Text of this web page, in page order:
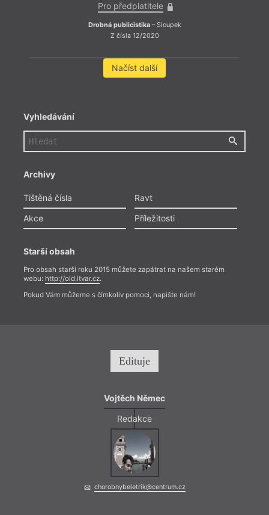
Pro předplatitele
Drobná publicistika– Sloupek
Z čísla 12/2020
Načíst další
Vyhledávání
Archivy
Tištěná čísla
Ravt
Akce
Příležitosti
Starší obsah
Pro obsah starší roku 2015 můžete zapátrat na našem starém
webu: http://old.itvar.cz.
Pokud Vám můžeme s čímkoliv pomoci, napište nám!
Edituje
Vojtěch Němec
Redakce
chorobnybeletrik@centrum.cz